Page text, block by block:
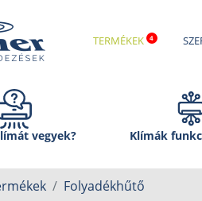
TERMÉKEK
vegyek? Klímák
Folyadékhűtő